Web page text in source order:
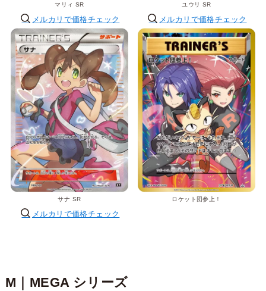
マリィ SR
メルカリで価格チェック
ユウリ SR
メルカリで価格チェック
サナ SR
メルカリで価格チェック
ロケット団参上！
M｜ MEGAシリーズ